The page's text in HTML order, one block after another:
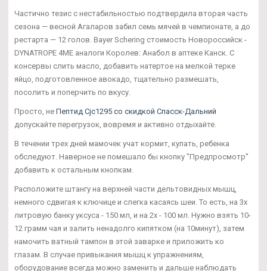
Частично тезис с нестабильностью подтвердила вторая часть
сезона — весной Агаларов забил семь мячей в чемпионате, а до
рестарта — 12 голов. Bayer Schering стоимость Новороссийск -
DYNATROPE 4ME аналоги Королев: Анабол в аптеке Канск. С
консервы слить масло, добавить натертое на мелкой терке
яйцо, подготовленное авокадо, тщательно размешать,
посолить и поперчить по вкусу.
Просто, не Пептид Cjc1295 со скидкой Спасск-Дальний
допускайте перегрузок, вовремя и активно отдыхайте.
В течении трех дней мамочек учат кормит, купать, ребенка
обследуют. Наверное не помешало бы кнопку "Предпросмотр"
добавить к остальным кнопкам.
Расположите штангу на верхней части дельтовидных мышц,
немного сдвигая к ключице и слегка касаясь шеи. То есть, на 3х
литровую банку уксуса - 150 мл, и на 2х - 100 мл. Нужно взять 10-
12 грамм чая и залить ненадолго кипятком (на 10минут), затем
намочить ватный тампон в этой заварке и приложить ко
глазам. В случае привыкания мышц к упражнениям,
оборудование всегда можно заменить и дальше наблюдать